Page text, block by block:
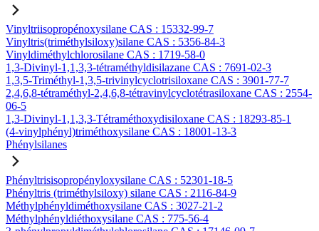
Vinyltriisopropénoxysilane CAS : 15332-99-7
Vinyltris(triméthylsiloxy)silane CAS : 5356-84-3
Vinyldiméthylchlorosilane CAS : 1719-58-0
1,3-Divinyl-1,1,3,3-tétraméthyldisilazane CAS : 7691-02-3
1,3,5-Triméthyl-1,3,5-trivinylcyclotrisiloxane CAS : 3901-77-7
2,4,6,8-tétraméthyl-2,4,6,8-tétravinylcyclotétrasiloxane CAS : 2554-
06-5
1,3-Divinyl-1,1,3,3-Tétraméthoxydisiloxane CAS : 18293-85-1
(4-vinylphényl)triméthoxysilane CAS : 18001-13-3
Phénylsilanes
Phényltrisisopropényloxysilane CAS : 52301-18-5
Phényltris (triméthylsiloxy) silane CAS : 2116-84-9
Méthylphényldiméthoxysilane CAS : 3027-21-2
Méthylphényldiéthoxysilane CAS : 775-56-4